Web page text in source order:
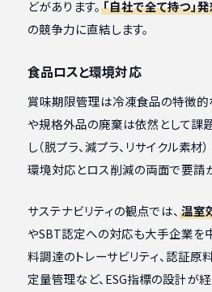
どがあります。 「自社で全て持つ」
の競争力に直結します。
食品ロスと環境対応
賞味期限管理は冷凍食品の特徴的
や規格外品の廃棄は依然として課
し（脱プラ、減プラ、リサイクル素
環境対応とロス削減の両面で要請が
サステナビリティの観点では、 温室
やSBT認定への対応も大手企業を
料調達のトレーサビリティ、認証原
定量管理など、ESG指標の設計が